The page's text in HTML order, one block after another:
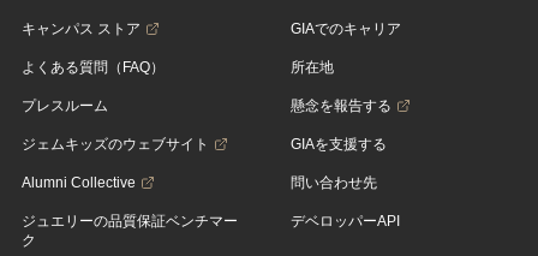
キャンパス ストア
よくある質問（FAQ）
プレスルーム
ジェムキッズのウェブサイト
Alumni Collective
ジュエリーの品質保証ベンチマー
ク
GIAでのキャリア
所在地
懸念を報告する
GIAを支援する
問い合わせ先
デベロッパーAPI